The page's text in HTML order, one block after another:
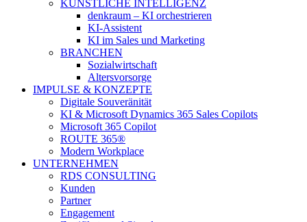
KÜNSTLICHE INTELLIGENZ
denkraum – KI orchestrieren
KI-Assistent
KI im Sales und Marketing
BRANCHEN
Sozialwirtschaft
Altersvorsorge
IMPULSE & KONZEPTE
Digitale Souveränität
KI & Microsoft Dynamics 365 Sales Copilots
Microsoft 365 Copilot
ROUTE 365®
Modern Workplace
UNTERNEHMEN
RDS CONSULTING
Kunden
Partner
Engagement